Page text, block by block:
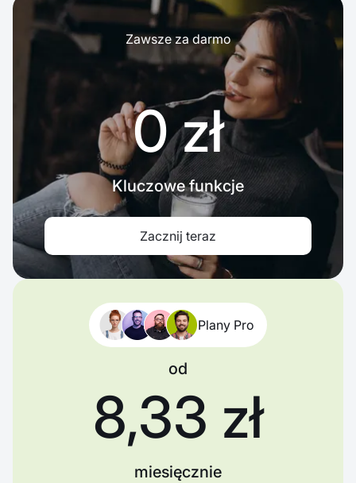
Zawsze za darmo
0 zł
Kluczowe funkcje
Zacznij teraz
Plany Pro
od
8,33 zł
miesięcznie